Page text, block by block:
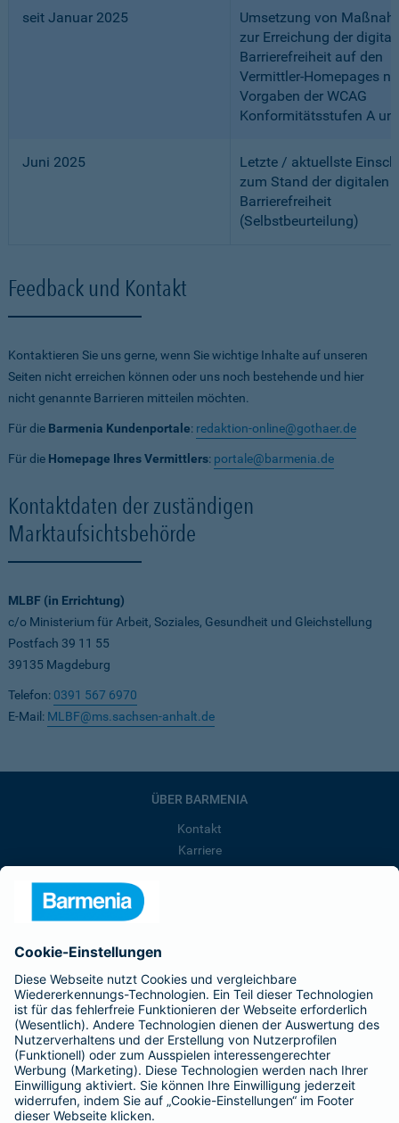
seit Januar 2025
Umsetzung von
zur Erreichung der
Barrierefreiheit auf den
Vermittler-Homepages
Vorgaben der WCAG
Konformitätsstufen A
Juni 2025
Letzte / aktuellste
zum Stand der digitalen
Barrierefreiheit
(Selbstbeurteilung)
Feedback und Kontakt
Kontaktieren Sie uns gerne, wenn Sie wichtige Inhalte auf unseren
Seiten nicht erreichen können oder uns noch bestehende und hier
nicht genannte Barrieren mitteilen möchten.
Für die Barmenia Kundenportale: redaktion-online@gothaer.de
Für die Homepage Ihres Vermittlers: portale@barmenia.de
Kontaktdaten der zuständigen
Marktaufsichtsbehörde
MLBF (in Errichtung)
c/o Ministerium für Arbeit, Soziales, Gesundheit und Gleichstellung
Postfach 39 11 55
39135 Magdeburg
Telefon: 0391 567 6970
E-Mail: MLBF@ms.sachsen-anhalt.de
ÜBER BARMENIA
Kontakt
Karriere
Presse
Barmenia ist Teil der BarmeniaGothaer
BELIEBTE SEITEN
Kranken-Zusatzversicherung
Tierversicherungen
Haftpflichtversicherung
Hausratversicherung